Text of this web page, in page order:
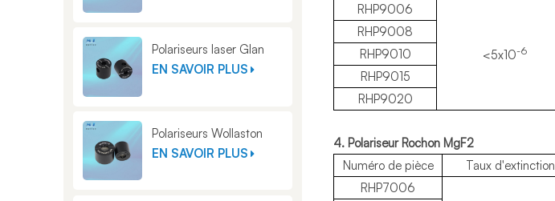
Polariseurs laser Glan
EN SAVOIR PLUS
Polariseurs Wollaston
EN SAVOIR PLUS
RHP9006
<5x10-6
RHP9008
RHP9010
RHP9015
RHP9020
4. Polariseur Rochon MgF2
Numéro de pièce
Taux d'extinction
RHP7006